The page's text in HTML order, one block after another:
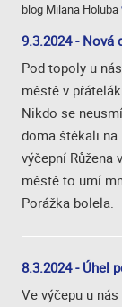
blog Milana Holuba
9.3.2024 - Nová
Pod topoly u
městě v
Nikdo se
doma štěkali na
výčepní Růžena
městě to umí
Porážka bolela.
8.3.2024 - Úhel
Ve výčepu u